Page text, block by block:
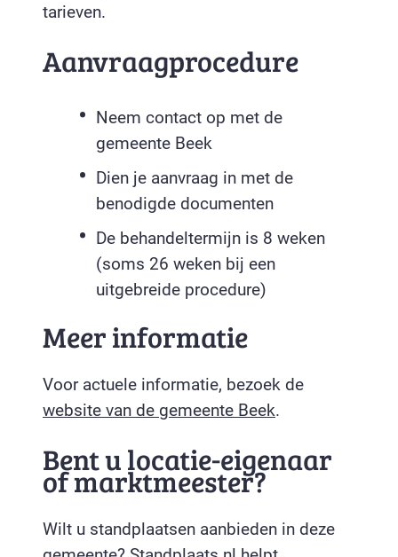
tarieven.
Aanvraagprocedure
Neem contact op met de
gemeente Beek
Dien je aanvraag in met de
benodigde documenten
De behandeltermijn is 8 weken
(soms 26 weken bij een
uitgebreide procedure)
Meer informatie
Voor actuele informatie, bezoek de
website van de gemeente Beek.
Bent u locatie-eigenaar
of marktmeester?
Wilt u standplaatsen aanbieden in deze